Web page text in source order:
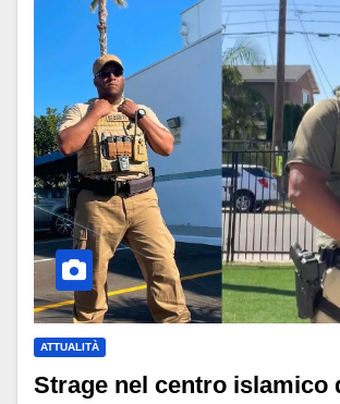
ATTUALITÀ
Strage nel centro islamico